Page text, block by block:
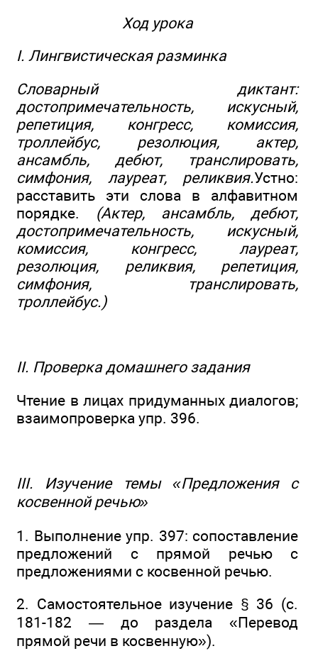
Ход урока
I. Лингвистическая разминка
Словарный диктант:
достопримечательность, искусный,
репетиция, конгресс, комиссия,
троллейбус, резолюция, актер,
ансамбль, дебют, транслировать,
симфония, лауреат, реликвия.Устно:
расставить эти слова в алфавитном
порядке. (Актер, ансамбль, дебют,
достопримечательность, искусный,
комиссия, конгресс, лауреат,
резолюция, реликвия, репетиция,
симфония, транслировать,
троллейбус.)
II. Проверка домашнего задания
Чтение в лицах придуманных диалогов;
взаимопроверка упр. 396.
III. Изучение темы «Предложения с
косвенной речью»
1. Выполнение упр. 397: сопоставление
предложений с прямой речью с
предложениями с косвенной речью.
2. Самостоятельное изучение § 36 (с.
181-182 — до раздела «Перевод
прямой речи в косвенную»).